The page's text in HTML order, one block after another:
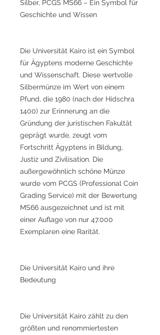
Silber, PCGS MS66 – Ein Symbol für
Geschichte und Wissen
Die Universität Kairo ist ein Symbol
für Ägyptens moderne Geschichte
und Wissenschaft. Diese wertvolle
Silbermünze im Wert von einem
Pfund, die 1980 (nach der Hidschra
1400) zur Erinnerung an die
Gründung der juristischen Fakultät
geprägt wurde, zeugt vom
Fortschritt Ägyptens in Bildung,
Justiz und Zivilisation. Die
außergewöhnlich schöne Münze
wurde vom PCGS (Professional Coin
Grading Service) mit der Bewertung
MS66 ausgezeichnet und ist mit
einer Auflage von nur 47.000
Exemplaren eine Rarität.
Die Universität Kairo und ihre
Bedeutung
Die Universität Kairo zählt zu den
größten und renommiertesten